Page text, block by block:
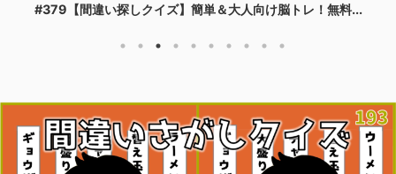
#379【間違い探しクイズ】簡単＆大人向け脳トレ！無料...